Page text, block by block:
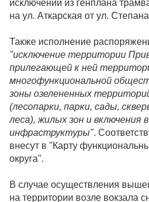
исключении из генплана
на ул. Аткарская от ул.
Также исполнение
"исключение территории
прилегающей к ней
многофункциональной
зоны озелененных
(лесопарки, парки, сады,
леса), жилых зон и включения
инфраструктуры".
внесут в "Карту
округа".
В случае осуществления
на территории возле вокзала